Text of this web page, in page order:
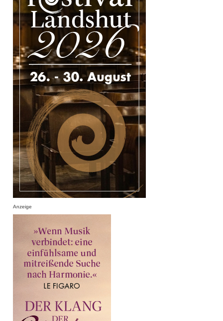
Anzeige